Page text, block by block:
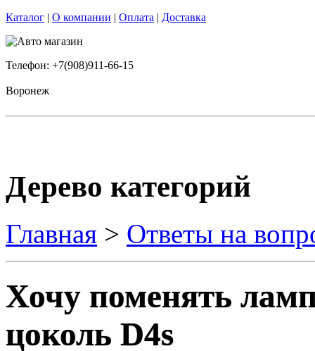
Каталог | О компании | Оплата | Доставка
Телефон: +7(908)911-66-15
Воронеж
Дерево категорий
Главная > Ответы на
Хочу поменять
цоколь D4s